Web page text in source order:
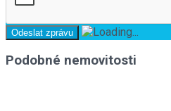
Podobné nemovitosti